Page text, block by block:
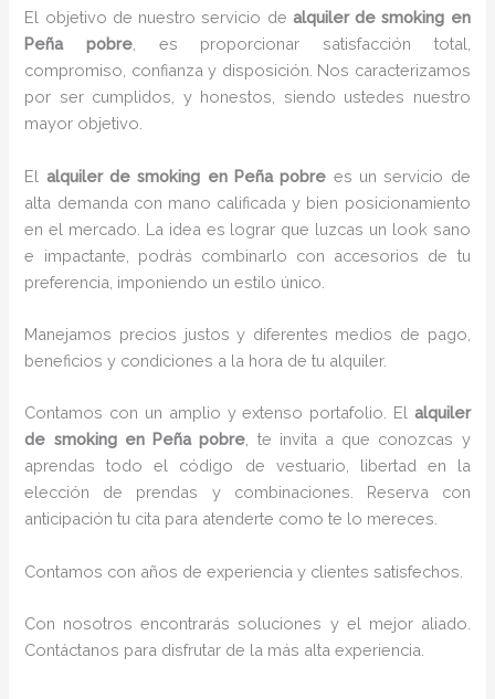
El objetivo de nuestro servicio de alquiler de smoking en
Peña pobre, es proporcionar satisfacción total,
compromiso, confianza y disposición. Nos caracterizamos
por ser cumplidos, y honestos, siendo ustedes nuestro
mayor objetivo.
El alquiler de smoking en Peña pobre es un servicio de
alta demanda con mano calificada y bien posicionamiento
en el mercado. La idea es lograr que luzcas un look sano
e impactante, podrás combinarlo con accesorios de tu
preferencia, imponiendo un estilo único.
Manejamos precios justos y diferentes medios de pago,
beneficios y condiciones a la hora de tu alquiler.
Contamos con un amplio y extenso portafolio. El alquiler
de smoking en Peña pobre, te invita a que conozcas y
aprendas todo el código de vestuario, libertad en la
elección de prendas y combinaciones. Reserva con
anticipación tu cita para atenderte como te lo mereces.
Contamos con años de experiencia y clientes satisfechos.
Con nosotros encontrarás soluciones y el mejor aliado.
Contáctanos para disfrutar de la más alta experiencia.